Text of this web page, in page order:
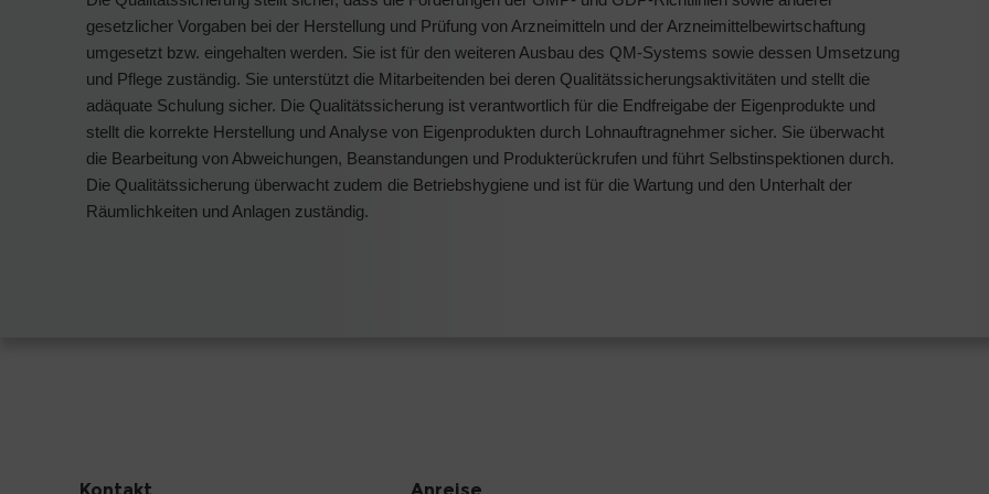
gesetzlicher Vorgaben bei der Herstellung und Prüfung von Arzneimitteln und der Arzneimittelbewirtschaftung
umgesetzt bzw. eingehalten werden. Sie ist für den weiteren Ausbau des QM-Systems sowie dessen Umsetzung
und Pflege zuständig. Sie unterstützt die Mitarbeitenden bei deren Qualitätssicherungsaktivitäten und stellt die
adäquate Schulung sicher. Die Qualitätssicherung ist verantwortlich für die Endfreigabe der Eigenprodukte und
stellt die korrekte Herstellung und Analyse von Eigenprodukten durch Lohnauftragnehmer sicher. Sie überwacht
die Bearbeitung von Abweichungen, Beanstandungen und Produkterückrufen und führt Selbstinspektionen durch.
Die Qualitätssicherung überwacht zudem die Betriebshygiene und ist für die Wartung und den Unterhalt der
Räumlichkeiten und Anlagen zuständig.